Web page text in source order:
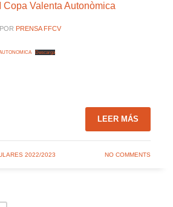
Copa Valenta Autonòmica
POR PRENSA FFCV
Descarga
LEER MÁS
2022/2023 NO COMMENTS